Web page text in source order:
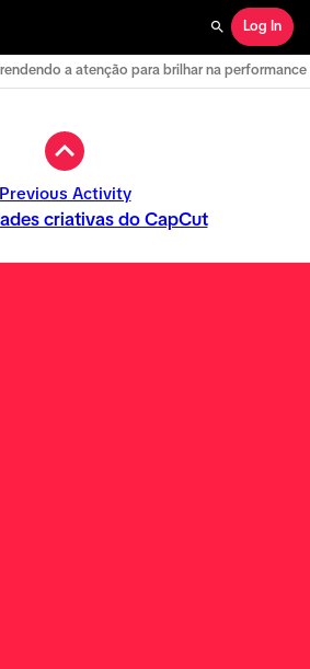
Search
Log In
a atenção para brilhar na performance
Previous Activity
criativas do CapCut